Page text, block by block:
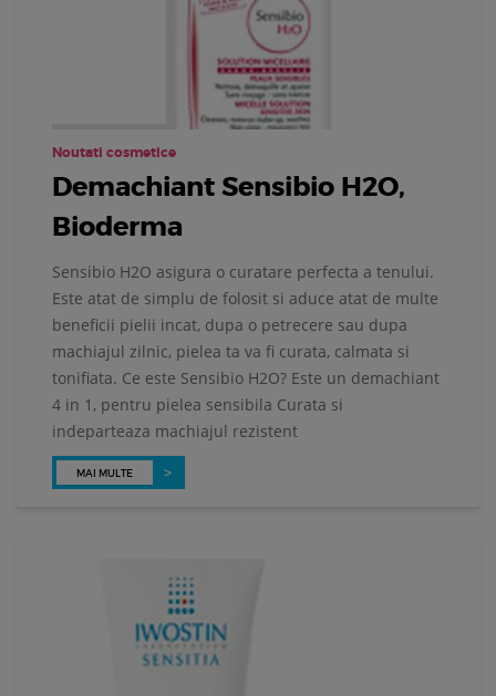
Noutati cosmetice
Demachiant Sensibio H2O,
Bioderma
Sensibio H2O asigura o curatare perfecta a tenului.
Este atat de simplu de folosit si aduce atat de multe
beneficii pielii incat, dupa o petrecere sau dupa
machiajul zilnic, pielea ta va fi curata, calmata si
tonifiata. Ce este Sensibio H2O? Este un demachiant
4 in 1, pentru pielea sensibila Curata si
indeparteaza machiajul rezistent
MAI MULTE